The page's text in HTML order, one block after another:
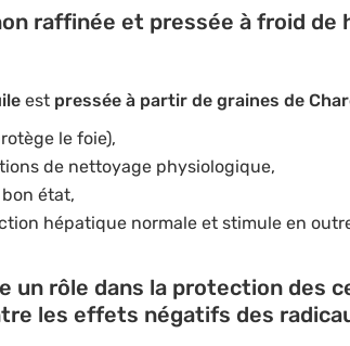
raffinée et pressée à froid de
est pressée à partir de graines de
le foie),
de nettoyage physiologique,
état,
hépatique normale et stimule en
un rôle dans la protection des
les effets négatifs des